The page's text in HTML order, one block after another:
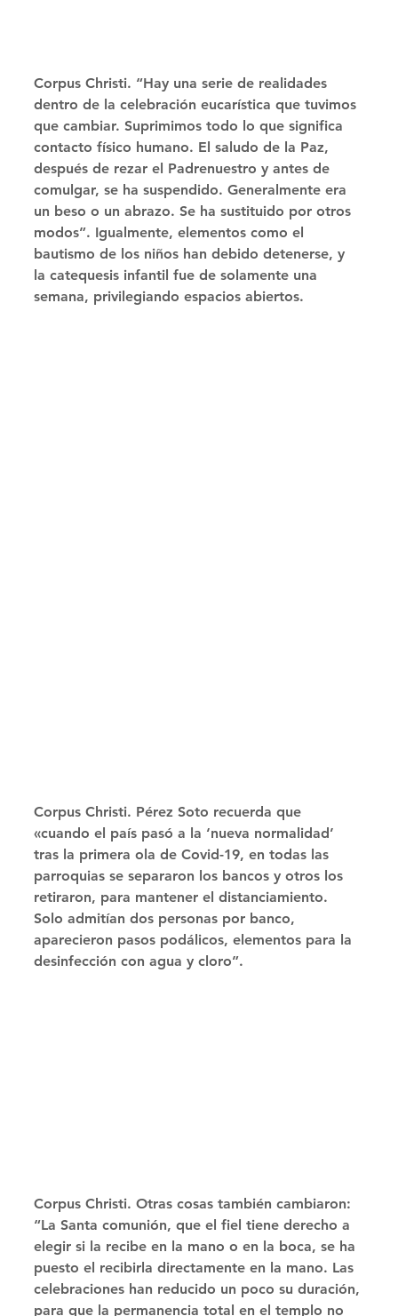
Corpus Christi. “Hay una serie de realidades
dentro de la celebración eucarística que tuvimos
que cambiar. Suprimimos todo lo que significa
contacto físico humano. El saludo de la Paz,
después de rezar el Padrenuestro y antes de
comulgar, se ha suspendido. Generalmente era
un beso o un abrazo. Se ha sustituido por otros
modos”. Igualmente, elementos como el
bautismo de los niños han debido detenerse, y
la catequesis infantil fue de solamente una
semana, privilegiando espacios abiertos.
Corpus Christi. Pérez Soto recuerda que
«cuando el país pasó a la ‘nueva normalidad’
tras la primera ola de Covid-19, en todas las
parroquias se separaron los bancos y otros los
retiraron, para mantener el distanciamiento.
Solo admitían dos personas por banco,
aparecieron pasos podálicos, elementos para la
desinfección con agua y cloro”.
Corpus Christi. Otras cosas también cambiaron:
“La Santa comunión, que el fiel tiene derecho a
elegir si la recibe en la mano o en la boca, se ha
puesto el recibirla directamente en la mano. Las
celebraciones han reducido un poco su duración,
para que la permanencia total en el templo no